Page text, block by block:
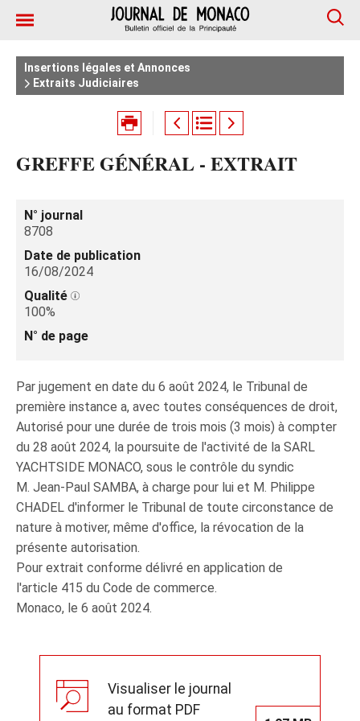
Insertions légales et Annonces
Extraits Judiciaires
GREFFE GÉNÉRAL - EXTRAIT
N° journal
8708
Date de publication
16/08/2024
Qualité
100%
N° de page
Par jugement en date du 6 août 2024, le Tribunal de
première instance a, avec toutes conséquences de droit,
Autorisé pour une durée de trois mois (3 mois) à compter
du 28 août 2024, la poursuite de l'activité de la SARL
YACHTSIDE MONACO, sous le contrôle du syndic
M. Jean-Paul SAMBA, à charge pour lui et M. Philippe
CHADEL d'informer le Tribunal de toute circonstance de
nature à motiver, même d'office, la révocation de la
présente autorisation.
Pour extrait conforme délivré en application de
l'article 415 du Code de commerce.
Monaco, le 6 août 2024.
Visualiser le journal
au format PDF